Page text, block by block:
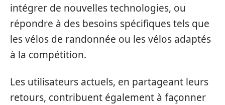
intégrer de nouvelles technologies, ou
répondre à des besoins spécifiques tels que
les vélos de randonnée ou les vélos adaptés
à la compétition.
Les utilisateurs actuels, en partageant leurs
retours, contribuent également à façonner